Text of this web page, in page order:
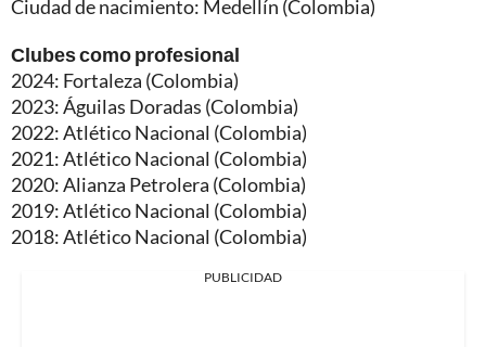
Ciudad de nacimiento: Medellín (Colombia)
Clubes como profesional
2024: Fortaleza (Colombia)
2023: Águilas Doradas (Colombia)
2022: Atlético Nacional (Colombia)
2021: Atlético Nacional (Colombia)
2020: Alianza Petrolera (Colombia)
2019: Atlético Nacional (Colombia)
2018: Atlético Nacional (Colombia)
PUBLICIDAD